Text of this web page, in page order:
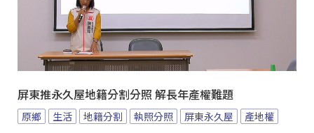
屏東推永久屋地籍分割分照 解長年產權難題
原鄉 生活 地籍分割 執照分照 屏東永久屋 產地權